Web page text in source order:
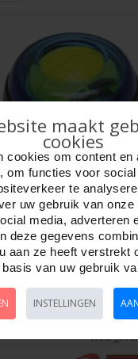
LED voor
LED Deze bal bevat een
is goed voo..
maakt
cookies
cookies om content en
om functies voor
te
uw gebruik van
media, adverteren
deze gegevens
aan ze heeft verstrekt
van uw gebruik
INSTELLINGEN